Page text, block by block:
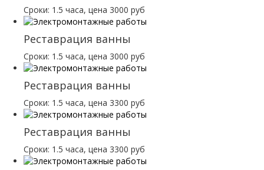
Сроки: 1.5 часа, цена 3000 руб
Реставрация ванны
Сроки: 1.5 часа, цена 3000 руб
Реставрация ванны
Сроки: 1.5 часа, цена 3300 руб
Реставрация ванны
Сроки: 1.5 часа, цена 3300 руб